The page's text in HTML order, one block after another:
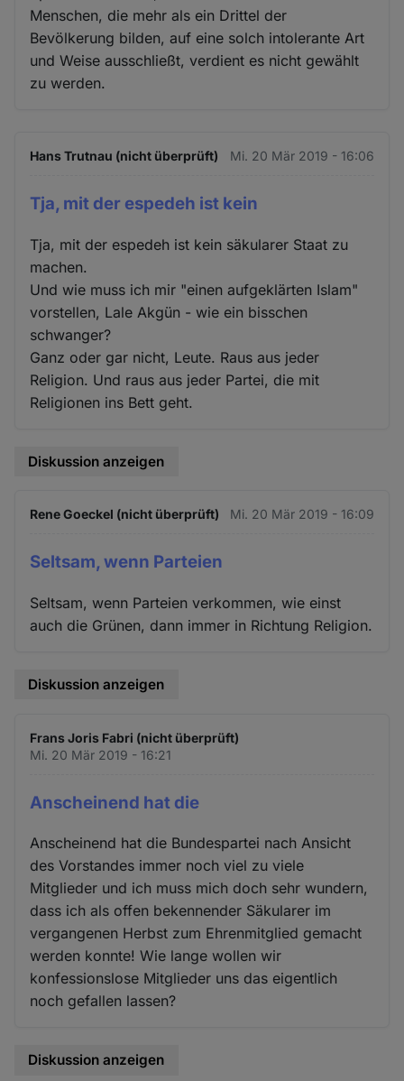
Menschen, die mehr als ein Drittel der
Bevölkerung bilden, auf eine solch intolerante Art
und Weise ausschließt, verdient es nicht gewählt
zu werden.
Hans Trutnau (nicht überprüft) Mi. 20 Mär 2019 - 16:06
Tja, mit der espedeh ist kein
Tja, mit der espedeh ist kein säkularer Staat zu
machen.
Und wie muss ich mir "einen aufgeklärten Islam"
vorstellen, Lale Akgün - wie ein bisschen
schwanger?
Ganz oder gar nicht, Leute. Raus aus jeder
Religion. Und raus aus jeder Partei, die mit
Religionen ins Bett geht.
Diskussion anzeigen
Rene Goeckel (nicht überprüft) Mi. 20 Mär 2019 - 16:09
Seltsam, wenn Parteien
Seltsam, wenn Parteien verkommen, wie einst
auch die Grünen, dann immer in Richtung Religion.
Diskussion anzeigen
Frans Joris Fabri (nicht überprüft)
Mi. 20 Mär 2019 - 16:21
Anscheinend hat die
Anscheinend hat die Bundespartei nach Ansicht
des Vorstandes immer noch viel zu viele
Mitglieder und ich muss mich doch sehr wundern,
dass ich als offen bekennender Säkularer im
vergangenen Herbst zum Ehrenmitglied gemacht
werden konnte! Wie lange wollen wir
konfessionslose Mitglieder uns das eigentlich
noch gefallen lassen?
Diskussion anzeigen